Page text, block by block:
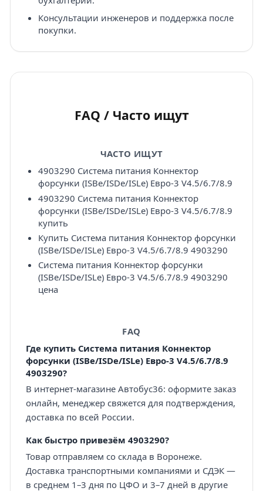
Консультации инженеров и поддержка после
покупки.
FAQ / Часто ищут
ЧАСТО ИЩУТ
4903290 Система питания Коннектор
форсунки (ISBe/ISDe/ISLe) Eвро-3 V4.5/6.7/8.9
4903290 Система питания Коннектор
форсунки (ISBe/ISDe/ISLe) Eвро-3 V4.5/6.7/8.9
купить
Купить Система питания Коннектор форсунки
(ISBe/ISDe/ISLe) Eвро-3 V4.5/6.7/8.9 4903290
Система питания Коннектор форсунки
(ISBe/ISDe/ISLe) Eвро-3 V4.5/6.7/8.9 4903290
цена
FAQ
Где купить Система питания Коннектор
форсунки (ISBe/ISDe/ISLe) Eвро-3 V4.5/6.7/8.9
4903290?
В интернет-магазине Автобус36: оформите заказ
онлайн, менеджер свяжется для подтверждения,
доставка по всей России.
Как быстро привезём 4903290?
Товар отправляем со склада в Воронеже.
Доставка транспортными компаниями и СДЭК —
в среднем 1–3 дня по ЦФО и 3–7 дней в другие